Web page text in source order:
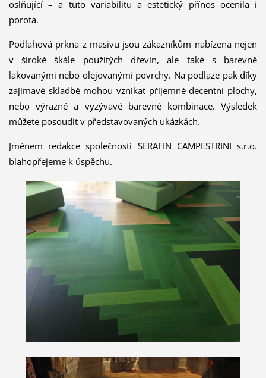
oslňující – a tuto variabilitu a estetický přínos ocenila i
porota.
Podlahová prkna z masivu jsou zákazníkům nabízena nejen
v široké škále použitých dřevin, ale také s barevně
lakovanými nebo olejovanými povrchy. Na podlaze pak díky
zajímavé skladbě mohou vznikat příjemné decentní plochy,
nebo výrazné a vyzývavé barevné kombinace. Výsledek
můžete posoudit v představovaných ukázkách.
Jménem redakce společnosti SERAFIN CAMPESTRINI s.r.o.
blahopřejeme k úspěchu.